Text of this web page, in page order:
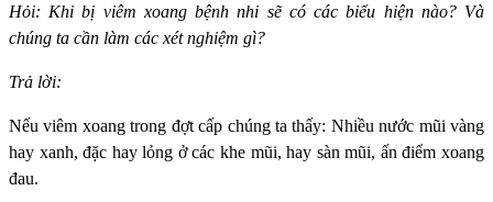
Hỏi: Khi bị viêm xoang bệnh nhi sẽ có các biểu hiện nào? Và
chúng ta cần làm các xét nghiệm gì?
Trả lời:
Nếu viêm xoang trong đợt cấp chúng ta thấy: Nhiều nước mũi vàng
hay xanh, đặc hay lỏng ở các khe mũi, hay sàn mũi, ấn điểm xoang
đau.